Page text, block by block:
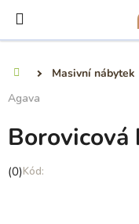
obsah
Masivní nábytek
Agava
Borovicová
Průměrné
(0)